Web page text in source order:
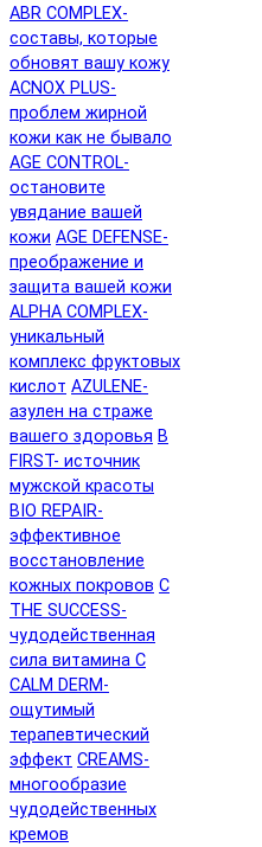
ABR COMPLEX-
составы, которые
обновят вашу кожу
ACNOX PLUS-
проблем жирной
кожи как не бывало
AGE CONTROL-
остановите
увядание вашей
кожи AGE DEFENSE-
преображение и
защита вашей кожи
ALPHA COMPLEX-
уникальный
комплекс фруктовых
кислот AZULENE-
азулен на страже
вашего здоровья B
FIRST- источник
мужской красоты
BIO REPAIR-
эффективное
восстановление
кожных покровов C
THE SUCCESS-
чудодейственная
сила витамина C
CALM DERM-
ощутимый
терапевтический
эффект CREAMS-
многообразие
чудодейственных
кремов